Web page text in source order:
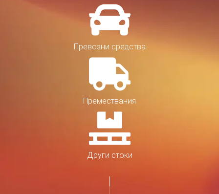
Превозни средства
Премествания
Други стоки